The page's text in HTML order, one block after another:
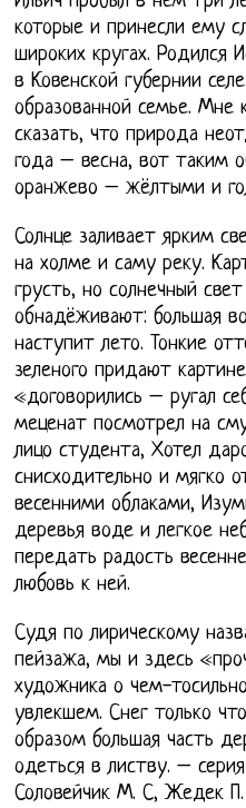
которые и принесли ему
широких кругах. Родился
в Ковенской губернии
образованной семье. Мне
сказать, что природа
года – весна, вот таким
оранжево – жёлтыми и
Солнце заливает ярким
на холме и саму реку.
грусть, но солнечный
обнадёживают: большая
наступит лето. Тонкие
зеленого придают
«договорились – ругал
меценат посмотрел на
лицо студента, Хотел
снисходительно и мягко
весенними облаками,
деревья воде и легкое
передать радость
любовь к ней.
Судя по лирическому
пейзажа, мы и здесь
художника о чем-
увлекшем. Снег только
образом большая часть
одеться в листву. –
Соловейчик М. С, Жедек П.